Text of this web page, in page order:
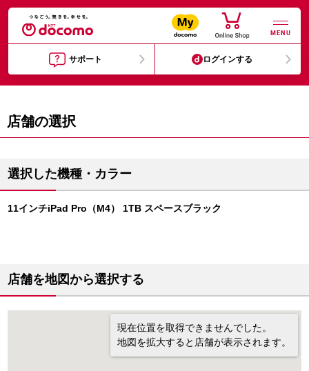
MENU
サポート ログインする
店舗の選択
選択した機種・カラー
11インチiPad Pro（M4） 1TB スペースブラック
店舗を地図から選択する
現在位置を取得できませんでした。
地図を拡大すると店舗が表示されます。